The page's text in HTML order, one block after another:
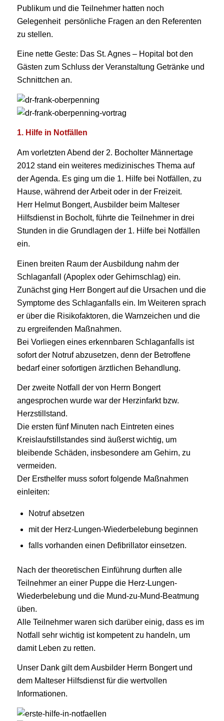
Publikum und die Teilnehmer hatten noch
Gelegenheit persönliche Fragen an den Referenten
zu stellen.
Eine nette Geste: Das St. Agnes – Hopital bot den
Gästen zum Schluss der Veranstaltung Getränke und
Schnittchen an.
1. Hilfe in Notfällen
Am vorletzten Abend der 2. Bocholter Männertage
2012 stand ein weiteres medizinisches Thema auf
der Agenda. Es ging um die 1. Hilfe bei Notfällen, zu
Hause, während der Arbeit oder in der Freizeit.
Herr Helmut Bongert, Ausbilder beim Malteser
Hilfsdienst in Bocholt, führte die Teilnehmer in drei
Stunden in die Grundlagen der 1. Hilfe bei Notfällen
ein.
Einen breiten Raum der Ausbildung nahm der
Schlaganfall (Apoplex oder Gehirnschlag) ein.
Zunächst ging Herr Bongert auf die Ursachen und die
Symptome des Schlaganfalls ein. Im Weiteren sprach
er über die Risikofaktoren, die Warnzeichen und die
zu ergreifenden Maßnahmen.
Bei Vorliegen eines erkennbaren Schlaganfalls ist
sofort der Notruf abzusetzen, denn der Betroffene
bedarf einer sofortigen ärztlichen Behandlung.
Der zweite Notfall der von Herrn Bongert
angesprochen wurde war der Herzinfarkt bzw.
Herzstillstand.
Die ersten fünf Minuten nach Eintreten eines
Kreislaufstillstandes sind äußerst wichtig, um
bleibende Schäden, insbesondere am Gehirn, zu
vermeiden.
Der Ersthelfer muss sofort folgende Maßnahmen
einleiten:
Notruf absetzen
mit der Herz-Lungen-Wiederbelebung beginnen
falls vorhanden einen Defibrillator einsetzen.
Nach der theoretischen Einführung durften alle
Teilnehmer an einer Puppe die Herz-Lungen-
Wiederbelebung und die Mund-zu-Mund-Beatmung
üben.
Alle Teilnehmer waren sich darüber einig, dass es im
Notfall sehr wichtig ist kompetent zu handeln, um
damit Leben zu retten.
Unser Dank gilt dem Ausbilder Herrn Bongert und
dem Malteser Hilfsdienst für die wertvollen
Informationen.